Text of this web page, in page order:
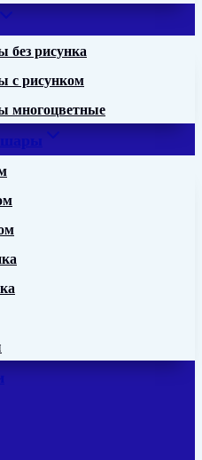
рисунка
с рисунком
многоцветные